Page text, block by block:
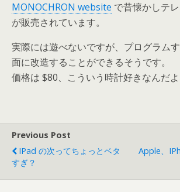
MONOCHRON website で昔懐かしテ
が販売されています。
実際には遊べないですが、プログラム
面に改造することができるそうです。
価格は $80、こういう時計好きなんだよ
Previous Post
IPad の次ってちょっとベタ
すぎ？
Apple、